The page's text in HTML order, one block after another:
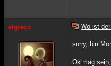
elgreco Wo ist
sorry, bin
Ok mag